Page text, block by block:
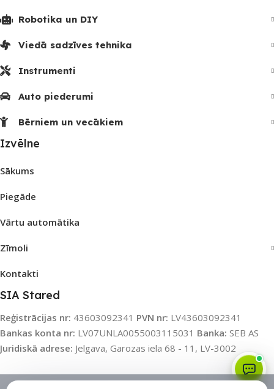
Robotika un DIY
Viedā sadzīves tehnika
Instrumenti
Auto piederumi
Bērniem un vecākiem
Izvēlne
Sākums
Piegāde
Vārtu automātika
Zīmoli
Kontakti
SIA Stared
Reģistrācijas nr: 43603092341 PVN nr: LV43603092341
Bankas konta nr: LV07UNLA0055003115031 Banka: SEB AS
Juridiskā adrese: Jelgava, Garozas iela 68 - 11, LV-3002